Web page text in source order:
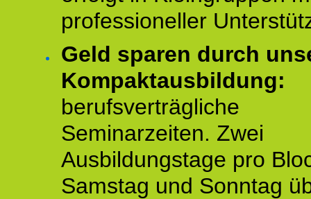
professioneller
Geld sparen durch
Kompaktausbildung:
berufsverträgliche
Seminarzeiten. Zwei
Ausbildungstage pro
Samstag und Sonntag